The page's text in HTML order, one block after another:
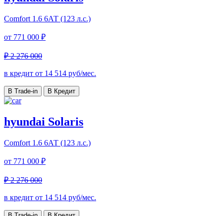
Comfort 1.6 6АТ (123 л.с.)
от 771 000 ₽
₽ 2 276 000
в кредит от 14 514 руб/мес.
В Trade-in В Кредит
hyundai Solaris
Comfort 1.6 6АТ (123 л.с.)
от 771 000 ₽
₽ 2 276 000
в кредит от 14 514 руб/мес.